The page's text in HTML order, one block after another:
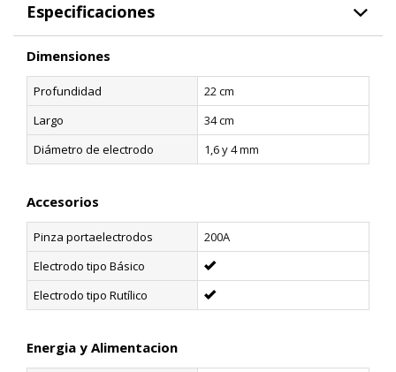
Especificaciones
Dimensiones
Profundidad
22 cm
Largo
34 cm
Diámetro de electrodo
1,6 y 4 mm
Accesorios
Pinza portaelectrodos
200A
Electrodo tipo Básico
Electrodo tipo Rutílico
Energia y Alimentacion